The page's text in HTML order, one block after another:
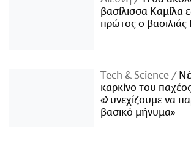
βασίλισσα Καμίλα
πρώτος ο
Τech & Science
καρκίνο του
«Συνεχίζουμε να
βασικό μήνυμα»